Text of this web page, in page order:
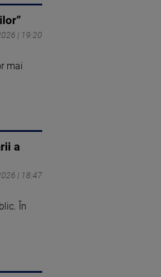
| 19:20
mai
a
| 18:47
În